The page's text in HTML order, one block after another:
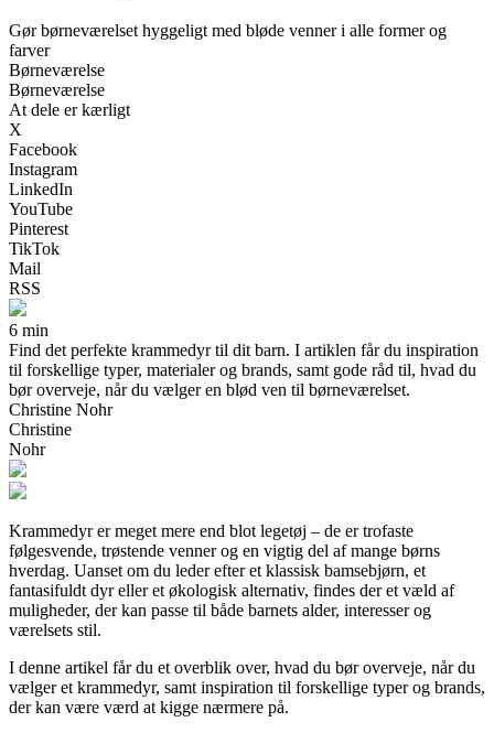
Gør børneværelset hyggeligt med bløde venner i alle former og
farver
Børneværelse
Børneværelse
At dele er kærligt
X
Facebook
Instagram
LinkedIn
YouTube
Pinterest
TikTok
Mail
RSS
6 min
Find det perfekte krammedyr til dit barn. I artiklen får du inspiration
til forskellige typer, materialer og brands, samt gode råd til, hvad du
bør overveje, når du vælger en blød ven til børneværelset.
Christine Nohr
Christine
Nohr
Krammedyr er meget mere end blot legetøj – de er trofaste
følgesvende, trøstende venner og en vigtig del af mange børns
hverdag. Uanset om du leder efter et klassisk bamsebjørn, et
fantasifuldt dyr eller et økologisk alternativ, findes der et væld af
muligheder, der kan passe til både barnets alder, interesser og
værelsets stil.
I denne artikel får du et overblik over, hvad du bør overveje, når du
vælger et krammedyr, samt inspiration til forskellige typer og brands,
der kan være værd at kigge nærmere på.